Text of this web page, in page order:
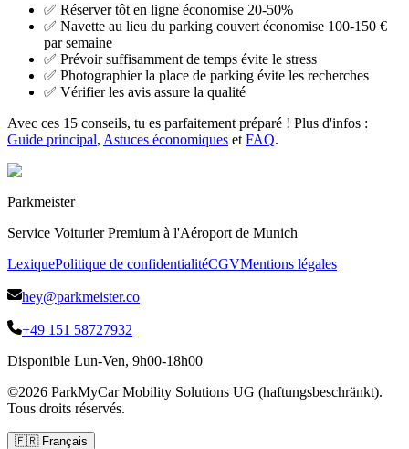
✅ Réserver tôt en ligne économise 20-50%
✅ Navette au lieu du parking couvert économise 100-150 €
par semaine
✅ Prévoir suffisamment de temps évite le stress
✅ Photographier la place de parking évite les recherches
✅ Vérifier les avis assure la qualité
Avec ces 15 conseils, tu es parfaitement préparé ! Plus d'infos :
Guide principal, Astuces économiques et FAQ.
Parkmeister
Service Voiturier Premium à l'Aéroport de Munich
LexiquePolitique de confidentialitéCGVMentions légales
hey@parkmeister.co
+49 151 58727932
Disponible Lun-Ven, 9h00-18h00
©2026 ParkMyCar Mobility Solutions UG (haftungsbeschränkt).
Tous droits réservés.
🇫🇷 Français